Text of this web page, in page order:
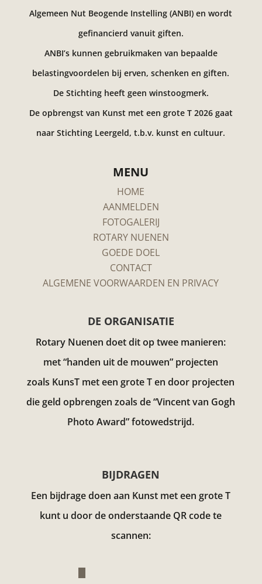
Algemeen Nut Beogende Instelling (ANBI) en wordt
gefinancierd vanuit giften.
ANBI’s kunnen gebruikmaken van bepaalde
belastingvoordelen bij erven, schenken en giften.
De Stichting heeft geen winstoogmerk.
De opbrengst van Kunst met een grote T 2026 gaat
naar Stichting Leergeld, t.b.v. kunst en cultuur.
MENU
HOME
AANMELDEN
FOTOGALERIJ
ROTARY NUENEN
GOEDE DOEL
CONTACT
ALGEMENE VOORWAARDEN EN PRIVACY
DE ORGANISATIE
Rotary Nuenen doet dit op twee manieren:
met “handen uit de mouwen” projecten
zoals KunsT met een grote T en door projecten
die geld opbrengen zoals de “Vincent van Gogh
Photo Award” fotowedstrijd.
BIJDRAGEN
Een bijdrage doen aan Kunst met een grote T
kunt u door de onderstaande QR code te
scannen: